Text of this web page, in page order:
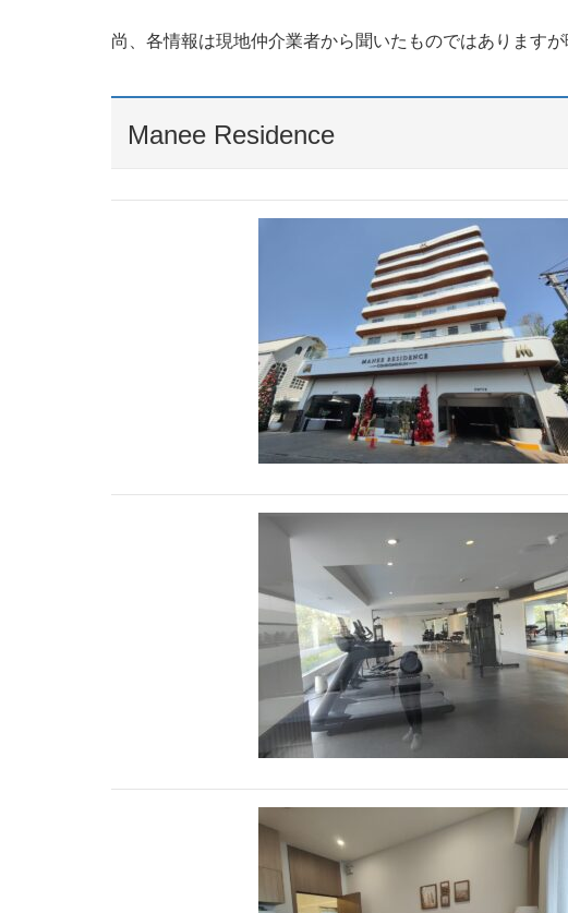
尚、各情報は現地仲介業者から聞いたものではあります
Manee Residence